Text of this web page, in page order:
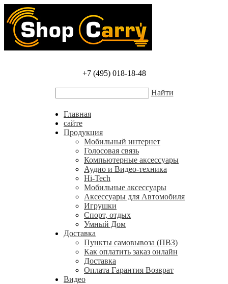
+7 (495) 018-18-48
Найти
Главная
сайте
Продукция
Мобильный интернет
Голосовая связь
Компьютерные аксессуары
Аудио и Видео-техника
Hi-Tech
Мобильные аксессуары
Аксессуары для Автомобиля
Игрушки
Спорт, отдых
Умный Дом
Доставка
Пункты самовывоза (ПВЗ)
Как оплатить заказ онлайн
Доставка
Оплата Гарантия Возврат
Видео